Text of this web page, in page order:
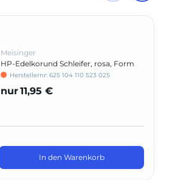
Meisinger
HP-Edelkorund Schleifer, rosa, Form
638Herstellernr: 625 104 110 523 025
nur11,95 €
In den Warenkorb